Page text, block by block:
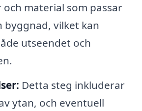
material som passar
byggnad, vilket kan
utseendet och
Detta steg inkluderar
ytan, och eventuell